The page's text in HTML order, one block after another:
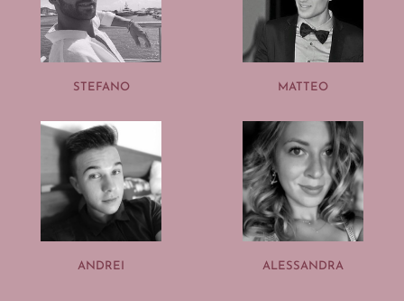
STEFANO MATTEO
ANDREI ALESSANDRA